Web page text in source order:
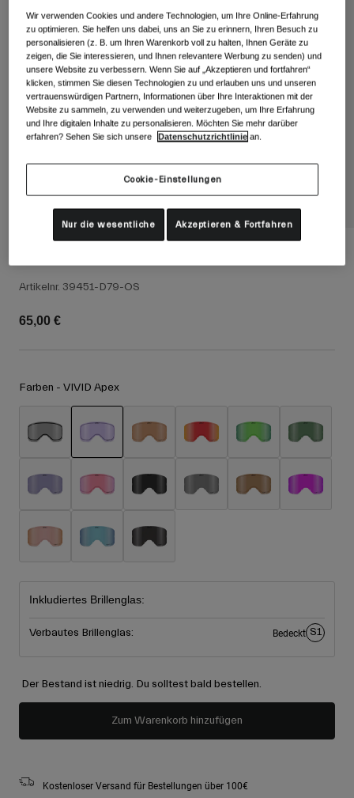
Schuhe
Rennrad Schuhe
Mountainbike Schuhe
Gravel Schuhe
Bekleidung
Goggles
Handschuhe
Ersatzteile
Schutzbrillen
Ski
Snowboard
Ersatzgläser
Alle anzeigen
Kinder
Helme
Verwendungszweck
Backcountry
Ski Race
Artikelnr. 39451-D79-OS
65,00 €
Farben - VIVID Apex
Inkludiertes Brillenglas:
Verbautes Brillenglas: Bedeckt S1
Der Bestand ist niedrig. Du solltest bald bestellen.
Zum Warenkorb hinzufügen
Kostenloser Versand für Bestellungen über 100€
Wir verwenden Cookies und andere Technologien, um Ihre Online-Erfahrung
zu optimieren. Sie helfen uns dabei, uns an Sie zu erinnern, Ihren Besuch zu
personalisieren (z. B. um Ihren Warenkorb voll zu halten, Ihnen Geräte zu
zeigen, die Sie interessieren, und Ihnen relevantere Werbung zu senden) und
unsere Website zu verbessern. Wenn Sie auf „Akzeptieren und fortfahren“
klicken, stimmen Sie diesen Technologien zu und erlauben uns und unseren
vertrauenswürdigen Partnern, Informationen über Ihre Interaktionen mit der
Website zu sammeln, zu verwenden und weiterzugeben, um Ihre Erfahrung
und Ihre digitalen Inhalte zu personalisieren. Möchten Sie mehr darüber
erfahren? Sehen Sie sich unsere
Datenschutzrichtlinie an.
Cookie-Einstellungen
Nur die wesentliche Akzeptieren & Fortfahren